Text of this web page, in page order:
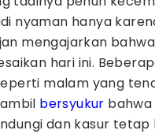
nyaman hanya
mengajarkan
hari ini.
malam yang
bersyukur
dan kasur tetap